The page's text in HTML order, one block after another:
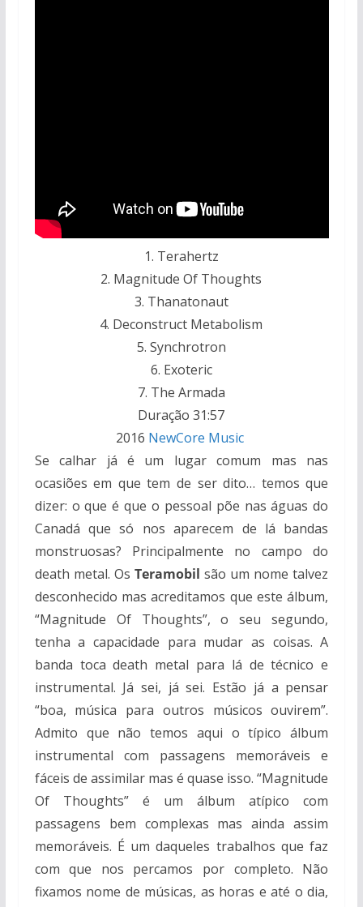
1. Terahertz
2. Magnitude Of Thoughts
3. Thanatonaut
4. Deconstruct Metabolism
5. Synchrotron
6. Exoteric
7. The Armada
Duração 31:57
2016 NewCore Music
Se calhar já é um lugar comum mas nas
ocasiões em que tem de ser dito… temos que
dizer: o que é que o pessoal põe nas águas do
Canadá que só nos aparecem de lá bandas
monstruosas? Principalmente no campo do
death metal. Os Teramobilsão um nome talvez
desconhecido mas acreditamos que este álbum,
“Magnitude Of Thoughts”, o seu segundo,
tenha a capacidade para mudar as coisas. A
banda toca death metal para lá de técnico e
instrumental. Já sei, já sei. Estão já a pensar
“boa, música para outros músicos ouvirem”.
Admito que não temos aqui o típico álbum
instrumental com passagens memoráveis e
fáceis de assimilar mas é quase isso. “Magnitude
Of Thoughts” é um álbum atípico com
passagens bem complexas mas ainda assim
memoráveis. É um daqueles trabalhos que faz
com que nos percamos por completo. Não
fixamos nome de músicas, as horas e até o dia,